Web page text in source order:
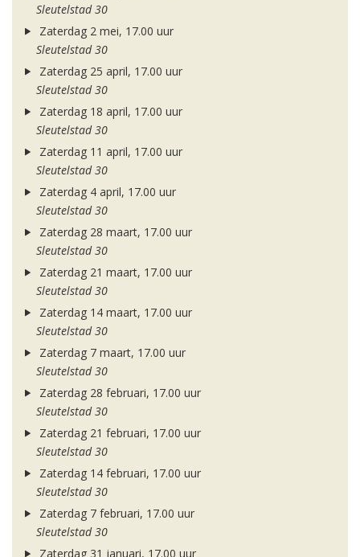
Sleutelstad 30
Zaterdag 2 mei, 17.00 uur
Sleutelstad 30
Zaterdag 25 april, 17.00 uur
Sleutelstad 30
Zaterdag 18 april, 17.00 uur
Sleutelstad 30
Zaterdag 11 april, 17.00 uur
Sleutelstad 30
Zaterdag 4 april, 17.00 uur
Sleutelstad 30
Zaterdag 28 maart, 17.00 uur
Sleutelstad 30
Zaterdag 21 maart, 17.00 uur
Sleutelstad 30
Zaterdag 14 maart, 17.00 uur
Sleutelstad 30
Zaterdag 7 maart, 17.00 uur
Sleutelstad 30
Zaterdag 28 februari, 17.00 uur
Sleutelstad 30
Zaterdag 21 februari, 17.00 uur
Sleutelstad 30
Zaterdag 14 februari, 17.00 uur
Sleutelstad 30
Zaterdag 7 februari, 17.00 uur
Sleutelstad 30
Zaterdag 31 januari, 17.00 uur